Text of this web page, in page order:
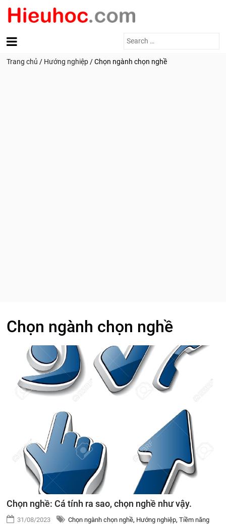
Search
Trang chủ / Hướng nghiệp /Chọn ngành chọn nghề
Chọn ngành chọn nghề
Chọn nghề: Cá tính ra sao, chọn nghề như vậy.
31/08/2023 Chọn ngành chọn nghề, Hướng nghiệp,Tiềm năng